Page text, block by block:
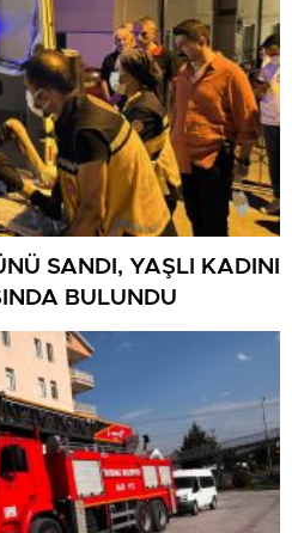
SANDI, YAŞLI KADINI
BULUNDU